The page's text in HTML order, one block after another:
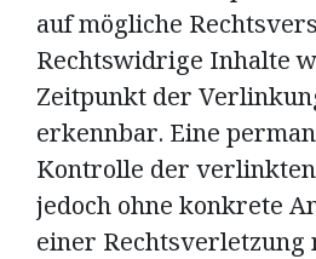
auf mögliche
Rechtswidrige Inhalte
Zeitpunkt der
erkennbar. Eine
Kontrolle der
jedoch ohne konkrete
einer Rechtsverletzung